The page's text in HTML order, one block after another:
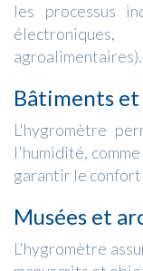
les processus
agroalimentaires).
Bâtiments
L'hygromètre
l'humidité,
garantir le confort
Musées et
L'hygromètre